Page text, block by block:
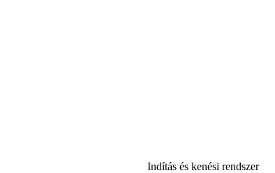
Indítás és kenési rendszer